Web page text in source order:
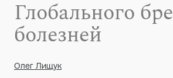
Глобального
болезней
Олег Лищук